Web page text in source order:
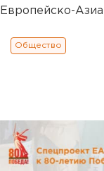
Европейско-
Общество